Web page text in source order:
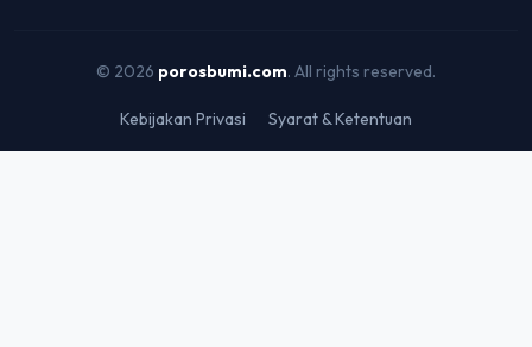
© 2026 porosbumi.com. All rights reserved.
Kebijakan Privasi Syarat & Ketentuan